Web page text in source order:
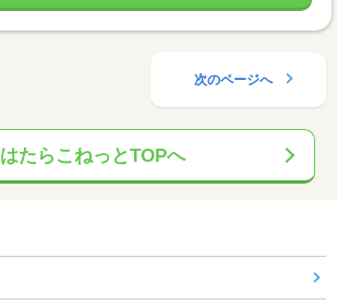
次のページへ
はたらこねっとTOPへ